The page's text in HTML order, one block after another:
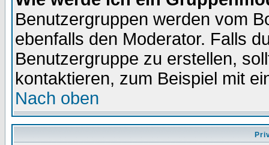
Benutzergruppen werden vom
ebenfalls den Moderator. Falls
Benutzergruppe zu erstellen,
kontaktieren, zum Beispiel mit
Nach oben